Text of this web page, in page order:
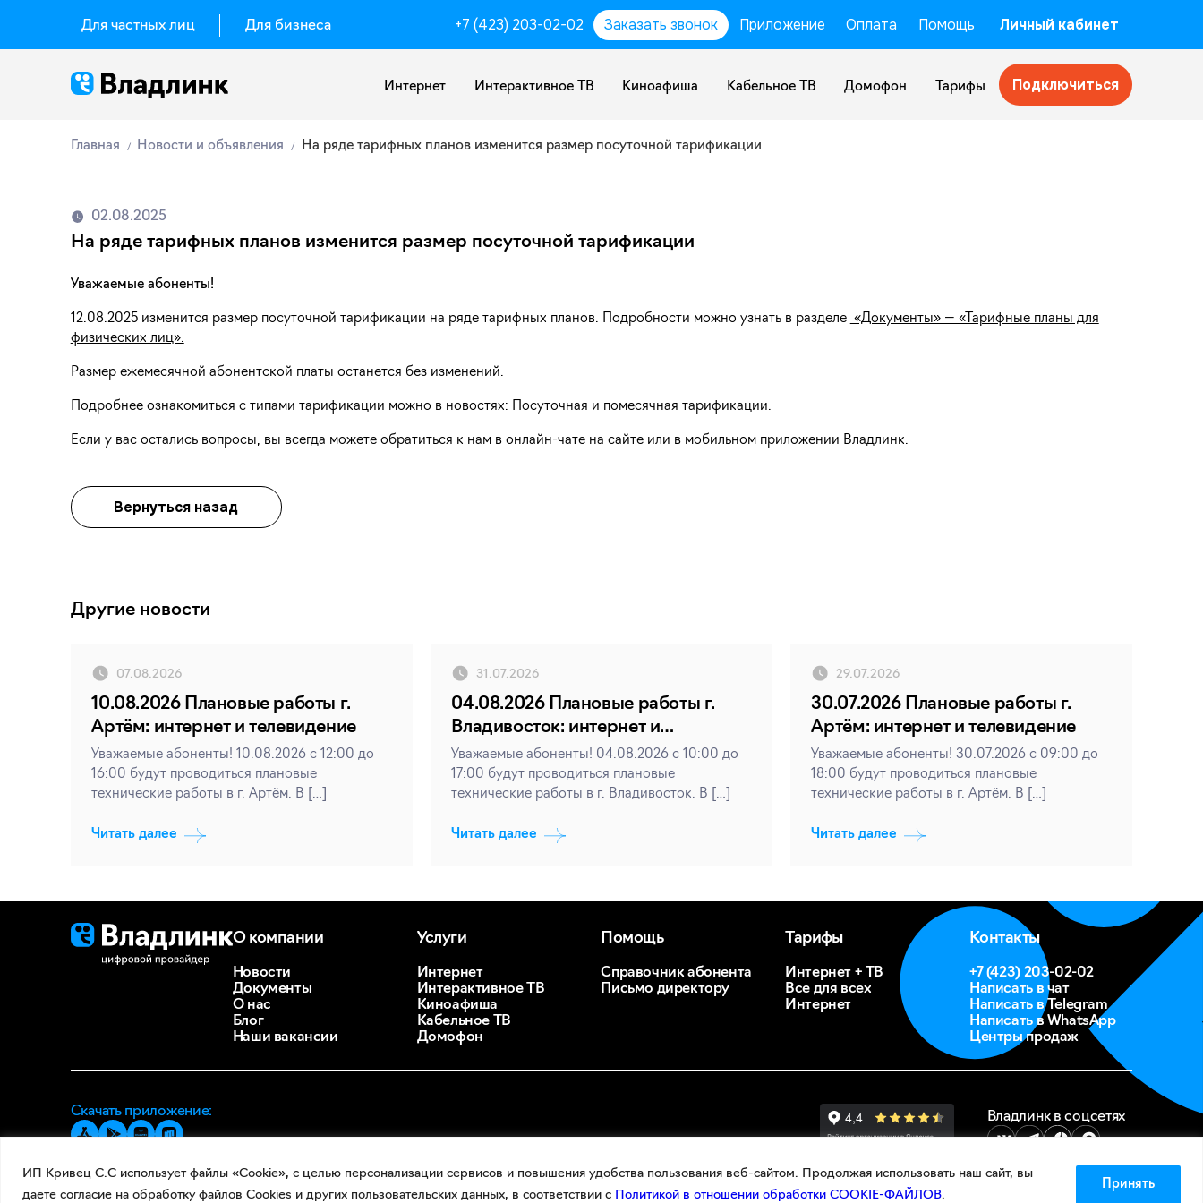
ИП Кривец С.С использует файлы «Cookie», с целью персонализации сервисов и повышения удобства пользования веб-сайтом. Продолжая использовать наш сайт, вы
даете согласие на обработку файлов Cookies и других пользовательских данных, в соответствии с Политикой в отношении обработки COOKIE-ФАЙЛОВ.
Принять
Для частных лиц Для бизнеса +7 (423) 203-02-02 Заказать звонок Приложение Оплата Помощь Личный кабинет
Интернет Интерактивное ТВ Киноафиша Кабельное ТВ Домофон Тарифы Подключиться
Главная Новости и объявления На ряде тарифных планов изменится размер посуточной тарификации
02.08.2025
На ряде тарифных планов изменится размер посуточной тарификации
Уважаемые абоненты!
12.08.2025 изменится размер посуточной тарификации на ряде тарифных планов. Подробности можно узнать в разделе «Документы» — «Тарифные планы для
физических лиц».
Размер ежемесячной абонентской платы останется без изменений.
Подробнее ознакомиться с типами тарификации можно в новостях: Посуточная и помесячная тарификации.
Если у вас остались вопросы, вы всегда можете обратиться к нам в онлайн-чате на сайте или в мобильном приложении Владлинк.
Вернуться назад
Другие новости
07.08.2026
10.08.2026 Плановые работы г.
Артём: интернет и телевидение
Уважаемые абоненты! 10.08.2026 с 12:00 до
16:00 будут проводиться плановые
технические работы в г. Артём. В […]
Читать далее
31.07.2026
04.08.2026 Плановые работы г.
Владивосток: интернет и
телевидение
Уважаемые абоненты! 04.08.2026 с 10:00 до
17:00 будут проводиться плановые
технические работы в г. Владивосток. В […]
Читать далее
29.07.2026
30.07.2026 Плановые работы г.
Артём: интернет и телевидение
Уважаемые абоненты! 30.07.2026 с 09:00 до
18:00 будут проводиться плановые
технические работы в г. Артём. В […]
Читать далее
О компании
Новости
Документы
О нас
Блог
Наши вакансии
Услуги
Интернет
Интерактивное ТВ
Киноафиша
Кабельное ТВ
Домофон
Помощь
Справочник абонента
Письмо директору
Тарифы
Интернет + ТВ
Все для всех
Интернет
Контакты
+7 (423) 203-02-02
Написать в чат
Написать в Telegram
Написать в WhatsApp
Центры продаж
Скачать приложение: Владлинк в соцсетях